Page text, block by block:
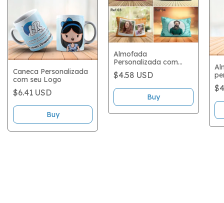
Caneca Personalizada
com seu Logo
$6.41 USD
Almofada
Personalizada com
foto
$4.58 USD
Buy